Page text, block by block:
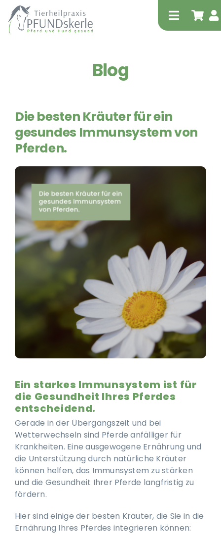
Zum
Inhalt
springen
Toggle
Start
Tierheilpraktische Leistungen – für Pferd
und Hund
equitron-pro
Extrakorporale Stoßwellentherapie
Ausbildung & Training für Reiter und Pferd
Blog
Job & Karriere
Kontakt
Blog
Die besten Kräuter für ein
gesundes Immunsystem von
Pferden.
Ein starkes Immunsystem ist für
die Gesundheit Ihres Pferdes
entscheidend.
Gerade in der Übergangszeit und bei
Wetterwechseln sind Pferde anfälliger für
Krankheiten. Eine ausgewogene Ernährung und
die Unterstützung durch natürliche Kräuter
können helfen, das Immunsystem zu stärken
und die Gesundheit Ihrer Pferde langfristig zu
fördern.
Hier sind einige der besten Kräuter, die Sie in die
Ernährung Ihres Pferdes integrieren können: